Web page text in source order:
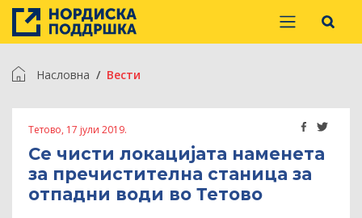
Насловна Вести
Тетово, 17 јули 2019.
Се чисти локацијата наменета
за пречистителна станица за
отпадни води во Тетово